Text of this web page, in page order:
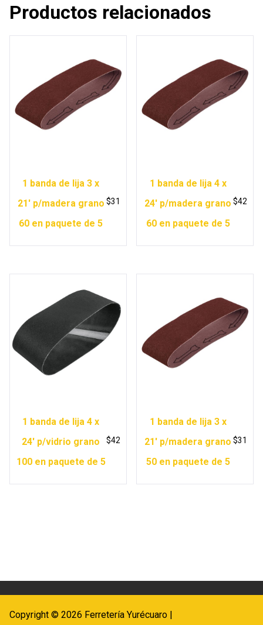
Productos relacionados
1 banda de lija 3 x
21′ p/madera grano
60 en paquete de 5
$31
1 banda de lija 4 x
24′ p/madera grano
60 en paquete de 5
$42
1 banda de lija 4 x
24′ p/vidrio grano
100 en paquete de 5
$42
1 banda de lija 3 x
21′ p/madera grano
50 en paquete de 5
$31
Copyright © 2026 Ferretería Yurécuaro |